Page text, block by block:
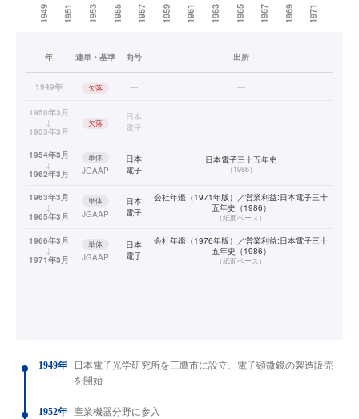
年 連単・基準 商号 出所
1949年 欠落 — —
1950年3月
↓
1953年3月
欠落
日本
電子
—
1954年3月
↓
1962年3月
単体
JGAAP
日本
電子
日本電子三十五年史
（1986）
1963年3月
↓
1965年3月
単体
JGAAP
日本
電子
会社年鑑（1971年版）／営業利益:日本電子三十
五年史（1986）
（紙面ベース）
1966年3月
↓
1971年3月
単体
JGAAP
日本
電子
会社年鑑（1976年版）／営業利益:日本電子三十
五年史（1986）
（紙面ベース）
1949年
日本電子光学研究所を三鷹市に設立、電子顕微鏡の製造販売
を開始
1952年 産業機器分野に参入